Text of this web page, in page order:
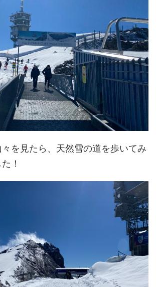
を見たら、天然雪の道を歩いてみ
！